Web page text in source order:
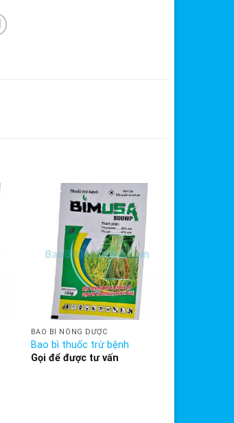
BAO BÌ NÔNG DƯỢC
Bao bì thuốc trừ bệnh
Gọi để được tư vấn